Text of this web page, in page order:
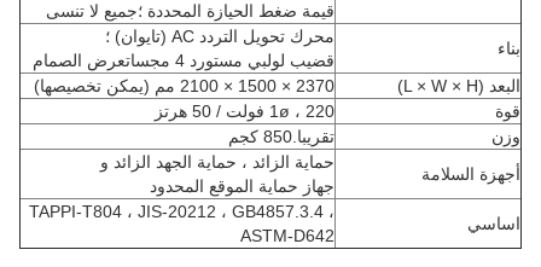
قيمة ضغط الحيازة المحددة ؛جميع لا تنسى
بناء
محرك تحويل التردد AC (تايوان) ؛
قضيب لولبي مستورد 4 مجساتعرض الصمام
البعد (L × W × H)
2370 × 1500 × 2100 مم (يمكن تخصيصها)
قوة
1ø ، 220 فولت / 50 هرتز
وزن
تقريبا.850 كجم
أجهزة السلامة
حماية الزائد ، حماية الجهد الزائد و
جهاز حماية الموقع المحدود
اساسي
TAPPI-T804 ، JIS-20212 ، GB4857.3.4 ،
ASTM-D642